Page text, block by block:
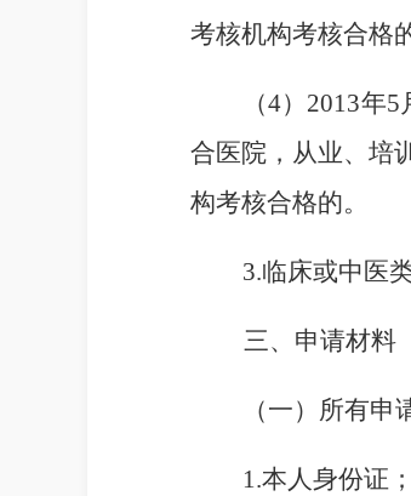
考核机构考核合格
（4） 2013年5
合医院，从业、培
构考核合格的。
3.临床或中医
三、申请材料
（一）所有
1.本人身份证；